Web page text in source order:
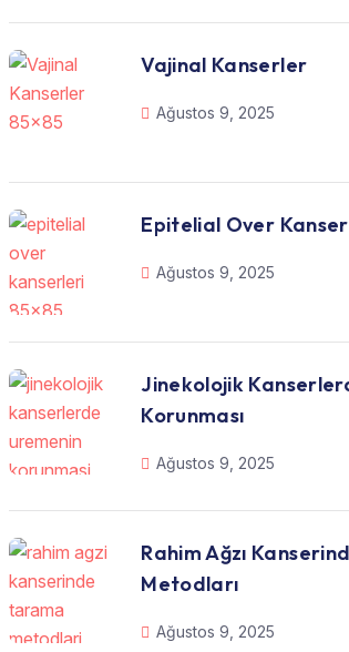
Vajinal Kanserler
Ağustos 9, 2025
Epitelial Over
Ağustos 9, 2025
Jinekolojik
Korunması
Ağustos 9, 2025
Rahim Ağzı
Metodları
Ağustos 9, 2025